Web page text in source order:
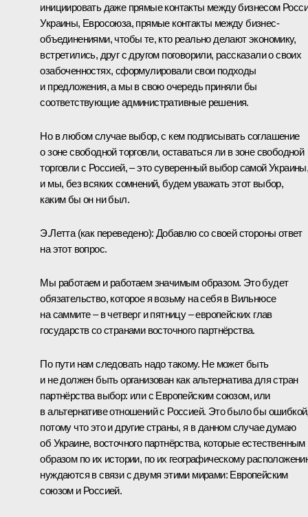
инициировать даже прямые контакты между бизнесом
Украины, Евросоюза, прямые контакты между бизнес-
объединениями, чтобы те, кто реально делают экономику,
встретились, друг с другом поговорили, рассказали о своих
озабоченностях, сформулировали свои подходы
и предложения, а мы в свою очередь приняли бы
соответствующие административные решения.
Но в любом случае выбор, с кем подписывать соглашение
о зоне свободной торговли, оставаться ли в зоне свободной
торговли с Россией, – это суверенный выбор самой
и мы, без всяких сомнений, будем уважать этот выбор,
каким бы он ни был.
Э.Летта (как переведено): Добавлю со своей стороны ответ
на этот вопрос.
Мы работаем и работаем значимым образом. Это будет
обязательство, которое я возьму на себя в Вильнюсе
на саммите – в четверг и пятницу – европейских глав
государств со странами восточного партнёрства.
По пути нам следовать надо такому. Не может быть
и не должен быть организован как альтернатива для стран
партнёрства выбор: или с Европейским союзом, или
в альтернативе отношений с Россией. Это было бы
потому что это и другие страны, я в данном случае думаю
об Украине, восточного партнёрства, которые естественным
образом по их истории, по их географическому
нуждаются в связи с двумя этими мирами: Европейским
союзом и Россией.